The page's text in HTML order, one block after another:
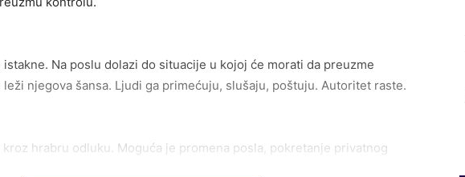
Na poslu dolazi do situacije u kojoj će morati da preuzme
njegova šansa. Ljudi ga primećuju, slušaju, poštuju. Autoritet raste.
hrabru odluku. Moguća je promena posla, pokretanje privatnog